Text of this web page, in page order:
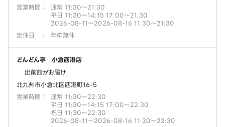
営業時間 ：
通常 11:30～21:30
平日 11:30～14:15 17:00～21:30
2026-08-11～2026-08-16 11:30～21:30
定休日
： 年中無休
どんどん亭 小倉西港店
出前館がお届け
北九州市小倉北区西港町16-5
営業時間 ：
通常 11:30～22:30
平日 11:30～14:15 17:00～22:30
祝日 11:30～22:30
2026-08-11～2026-08-16 11:30～22:30